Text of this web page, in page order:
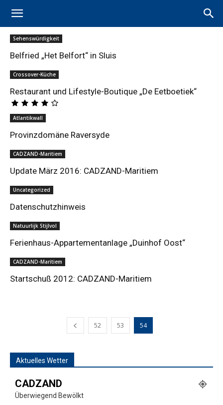
Sehenswürdigkeit
Belfried „Het Belfort“ in Sluis
Crossover-Küche
Restaurant und Lifestyle-Boutique „De Eetboetiek“
Atlantikwall
Provinzdomäne Raversyde
CADZAND-Maritiem
Update März 2016: CADZAND-Maritiem
Uncategorized
Datenschutzhinweis
Natuurlijk Stijlvol
Ferienhaus-Appartementanlage „Duinhof Oost“
CADZAND-Maritiem
Startschuß 2012: CADZAND-Maritiem
52 53 54
Aktuelles Wetter
CADZAND
Überwiegend Bewölkt